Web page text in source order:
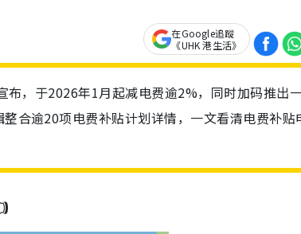
在Google追蹤
《UHK 港生活》
，于2026年1月起减电费逾2%，同时加码推出
合逾20项电费补贴计划详情，一文看清电费补贴